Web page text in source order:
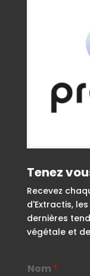
Tenez
Recevez
d'Extractis,
dernières
végétale et
Nom *